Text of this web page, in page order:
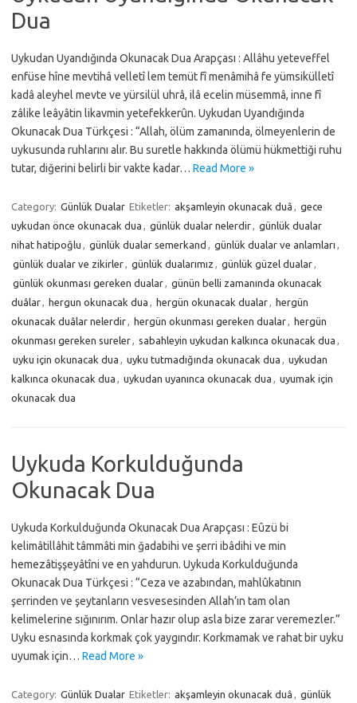
Dua
Uykudan Uyandığında Okunacak Dua Arapçası : Allâhu yeteveffel
enfüse hîne mevtihâ velletî lem temüt fî menâmihâ fe yümsikülletî
kadâ aleyhel mevte ve yürsilül uhrâ, ilâ ecelin müsemmâ, inne fî
zâlike leâyâtin likavmin yetefekkerûn. Uykudan Uyandığında
Okunacak Dua Türkçesi : “Allah, ölüm zamanında, ölmeyenlerin de
uykusunda ruhlarını alır. Bu suretle hakkında ölümü hükmettiği ruhu
tutar, diğerini belirli bir vakte kadar… Read More »
Category: Günlük Dualar Etiketler: akşamleyin okunacak duâ , gece
uykudan önce okunacak dua , günlük dualar nelerdir, günlük dualar
nihat hatipoğlu , günlük dualar semerkand , günlük dualar ve anlamları ,
günlük dualar ve zikirler, günlük dualarımız , günlük güzel dualar,
günlük okunması gereken dualar, günün belli zamanında okunacak
duâlar, hergun okunacak dua , hergün okunacak dualar, hergün
okunacak duâlar nelerdir, hergün okunması gereken dualar, hergün
okunması gereken sureler, sabahleyin uykudan kalkınca okunacak dua ,
uyku için okunacak dua , uyku tutmadığında okunacak dua , uykudan
kalkınca okunacak dua , uykudan uyanınca okunacak dua , uyumak için
okunacak dua
Uykuda Korkulduğunda
Okunacak Dua
Uykuda Korkulduğunda Okunacak Dua Arapçası : Eûzü bi
kelimâtillâhit tâmmâti min ğadabihi ve şerri ibâdihi ve min
hemezâtişşeyâtîni ve en yahdurun. Uykuda Korkulduğunda
Okunacak Dua Türkçesi : “Ceza ve azabından, mahlûkatının
şerrinden ve şeytanların vesvesesinden Allah’ın tam olan
kelimelerine sığınırım. Onlar hazır olup asla bize zarar veremezler.”
Uyku esnasında korkmak çok yaygındır. Korkmamak ve rahat bir uyku
uyumak için… Read More »
Category: Günlük Dualar Etiketler: akşamleyin okunacak duâ , günlük